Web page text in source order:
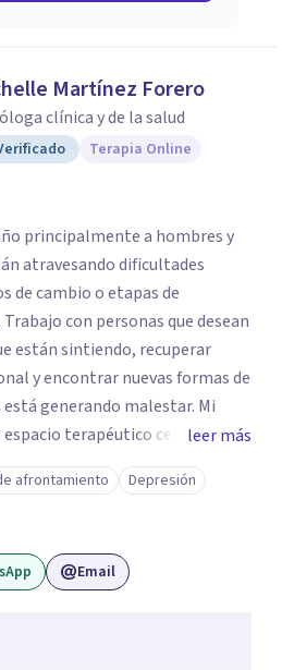
Martínez Forero
clínica y de la salud
Terapia Online
principalmente a hombres y
atravesando dificultades
de cambio o etapas de
con personas que desean
están sintiendo, recuperar
y encontrar nuevas formas de
generando malestar. Mi
terapéutico cercano,
el que puedas comprender
reconocer tus necesidades y
te ayuden a afrontar tu
claridad y bienestar.
leer más
afrontamiento
Depresión
Email